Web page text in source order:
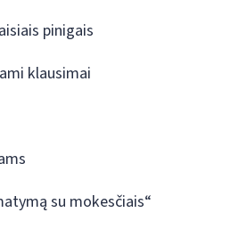
pinigais
klausimai
su mokesčiais“